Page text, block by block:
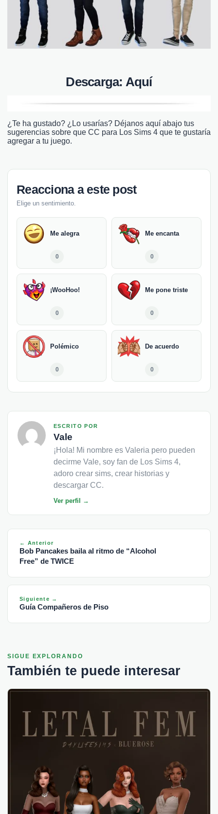
Descarga: Aquí
¿Te ha gustado? ¿Lo usarías? Déjanos aquí abajo tus
sugerencias sobre que CC para Los Sims 4 que te gustaría
agregar a tu juego.
Reacciona a este post
Elige un sentimiento.
Me alegra
0
Me encanta
0
¡WooHoo!
0
Me pone triste
0
Polémico
0
De acuerdo
0
ESCRITO POR
Vale
¡Hola! Mi nombre es Valeria pero pueden
decirme Vale, soy fan de Los Sims 4,
adoro crear sims, crear historias y
descargar CC.
Ver perfil →
← Anterior
Bob Pancakes baila al ritmo de “Alcohol
Free” de TWICE
Siguiente →
Guía Compañeros de Piso
SIGUE EXPLORANDO
También te puede interesar